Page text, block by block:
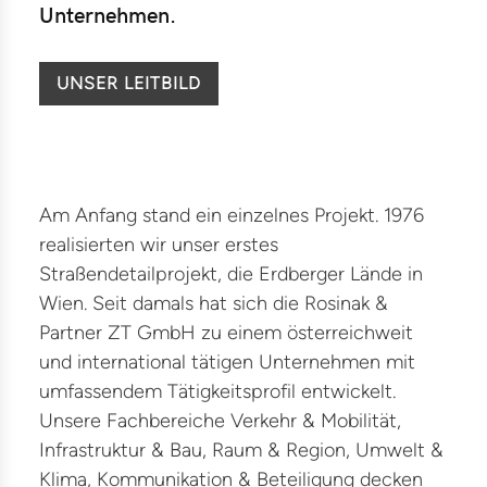
Unternehmen.
UNSER LEITBILD
Am Anfang stand ein einzelnes Projekt. 1976
realisierten wir unser erstes
Straßendetailprojekt, die Erdberger Lände in
Wien. Seit damals hat sich die Rosinak &
Partner ZT GmbH zu einem österreichweit
und international tätigen Unternehmen mit
umfassendem Tätigkeitsprofil entwickelt.
Unsere Fachbereiche Verkehr & Mobilität,
Infrastruktur & Bau, Raum & Region, Umwelt &
Klima, Kommunikation & Beteiligung decken